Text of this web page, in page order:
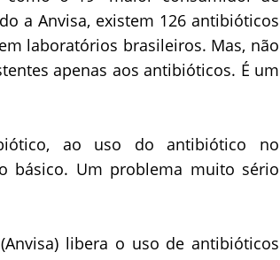
a Anvisa, existem 126 antibióticos
laboratórios brasileiros. Mas, não
apenas aos antibióticos. É um
ao uso do antibiótico no
básico. Um problema muito sério
libera o uso de antibióticos